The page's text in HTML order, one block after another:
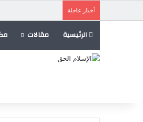
أخبار عاجلة
الرئيسية مقالات